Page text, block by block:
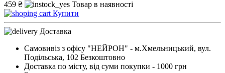
459 ₴
Товар в наявності
Купити
Доставка
Самовивіз з офісу "НЕЙРОН" - м.Хмельницький, вул.
Подільська, 102 Безкоштовно
Доставка по місту, від суми покупки - 1000 грн